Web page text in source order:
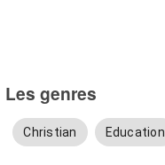
Les genres
Christian Education